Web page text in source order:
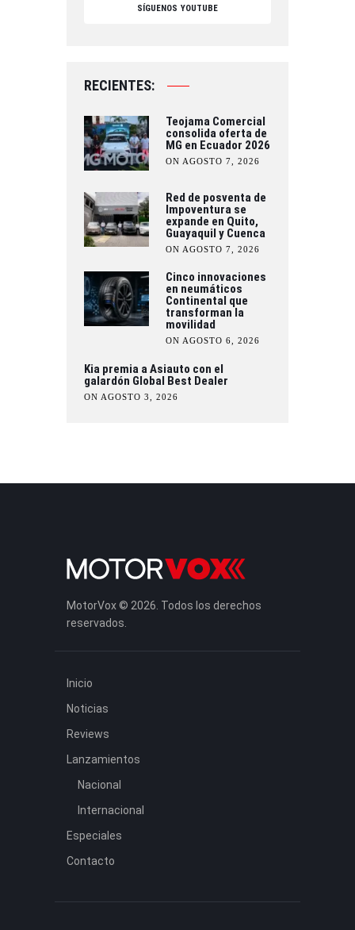
SÍGUENOS YOUTUBE
RECIENTES:
Teojama Comercial
consolida oferta de
MG en Ecuador 2026
ON AGOSTO 7, 2026
Red de posventa de
Impoventura se
expande en Quito,
Guayaquil y Cuenca
ON AGOSTO 7, 2026
Cinco innovaciones
en neumáticos
Continental que
transforman la
movilidad
ON AGOSTO 6, 2026
Kia premia a Asiauto con el
galardón Global Best Dealer
ON AGOSTO 3, 2026
MotorVox © 2026. Todos los derechos
reservados.
Inicio
Noticias
Reviews
Lanzamientos
Nacional
Internacional
Especiales
Contacto